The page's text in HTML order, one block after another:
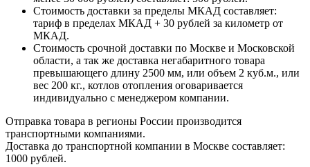
Стоимость доставки за пределы МКАД составляет:
тариф в пределах МКАД + 30 рублей за километр от
МКАД.
Стоимость срочной доставки по Москве и Московской
области, а так же доставка негабаритного товара
превышающего длину 2500 мм, или объем 2 куб.м., или
вес 200 кг., котлов отопления оговаривается
индивидуально с менеджером компании.
Отправка товара в регионы России производится
транспортными компаниями.
Доставка до транспортной компании в Москве составляет:
1000 рублей.